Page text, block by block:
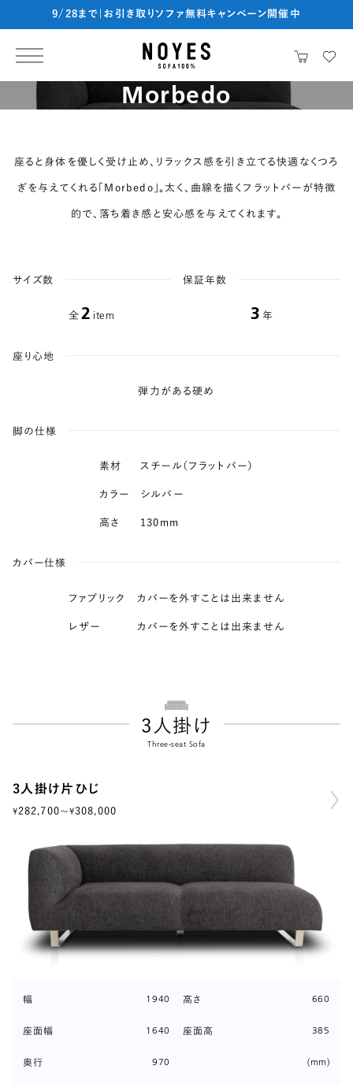
9/28まで|お引き取りソファ無料キャンペーン開催中
Morbedo
座ると身体を優しく受け止め、リラックス感を引き立てる快適なくつろ
ぎを与えてくれる「Morbedo」。太く、曲線を描くフラットバーが特徴
的で、落ち着き感と安心感を与えてくれます。
サイズ数
全 2 item
保証年数
3 年
座り心地
弾力がある硬め
脚の仕様
素材 スチール（フラットバー）
カラー シルバー
高さ 130mm
カバー仕様
ファブリック カバーを外すことは出来ません
レザー カバーを外すことは出来ません
3人掛け
Three-seat Sofa
3人掛け片ひじ
¥282,700〜¥308,000
幅 1940
座面幅 1640
奥行 970
高さ 660
座面高 385
(mm)